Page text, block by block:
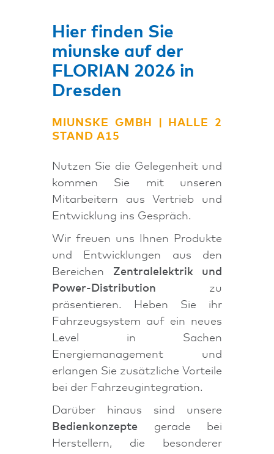
Hier finden Sie
miunske auf der
FLORIAN 2026 in
Dresden
MIUNSKE GMBH |
HALLE 2
STAND A15
Nutzen Sie die Gelegenheit und
kommen Sie mit unseren
Mitarbeitern aus Vertrieb und
Entwicklung ins Gespräch.
Wir freuen uns Ihnen Produkte
und Entwicklungen aus den
Bereichen Zentralelektrik und
Power-Distribution zu
präsentieren. Heben Sie ihr
Fahrzeugsystem auf ein neues
Level in Sachen
Energiemanagement und
erlangen Sie zusätzliche Vorteile
bei der Fahrzeugintegration.
Darüber hinaus sind unsere
Bedienkonzeptegerade bei
Herstellern, die besonderer